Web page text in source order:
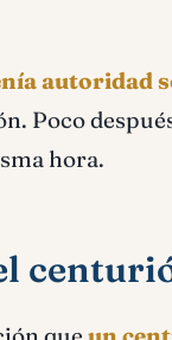
autoridad
Poco
hora.